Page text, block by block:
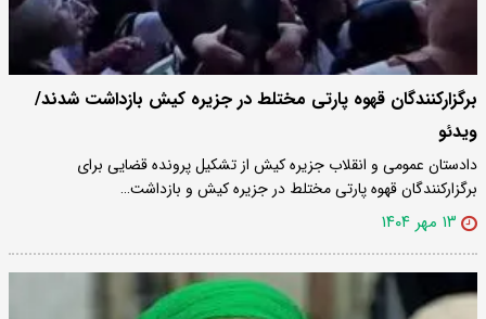
برگزارکنندگان قهوه پارتی مختلط در جزیره کیش بازداشت شدند/
ویدئو
دادستان عمومی و انقلاب جزیره کیش از تشکیل پرونده قضایی برای
برگزارکنندگان قهوه پارتی مختلط در جزیره کیش و بازداشت…
۱۳ مهر ۱۴۰۴